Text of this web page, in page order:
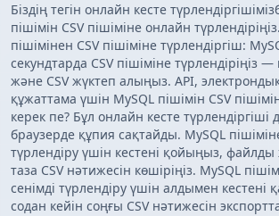
Біздің тегін онлайн кесте
пішімін CSV пішіміне онлайн
пішімінен CSV пішіміне түрлендіргіш:
секундтарда CSV пішіміне түрлендіріңіз
және CSV жүктеп алыңыз. API,
құжаттама үшін MySQL пішімін CSV
керек пе? Бұл онлайн кесте түрлендіргіші
браузерде құпия сақтайды. MySQL
түрлендіру үшін кестені қойыңыз, файлды
таза CSV нәтижесін көшіріңіз. MySQL
сенімді түрлендіру үшін алдымен
содан кейін соңғы CSV нәтижесін